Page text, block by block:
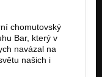
chomutovský
Bar, který v
navázal na
našich i